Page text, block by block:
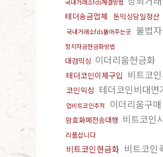
국내거래소fds해결방법
테더송금업체 돈믹싱당일정산
국내거래소fds뚫어주는곳 불법
정치자금현금화방법
대검믹싱 이더리움현금화
테더코인이체구입 비트코
코인믹싱 테더코인비대면
업비트코인추적 이더리움구매
암호화폐전송대행 비트코인
리플삽니다
비트코인현금화 비트코인